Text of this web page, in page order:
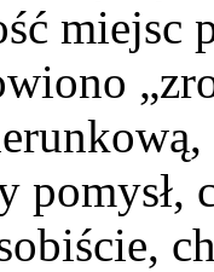
miejsc
pomysł,